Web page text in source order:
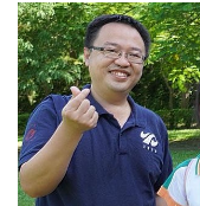
新聞稿分類
登入
刊登